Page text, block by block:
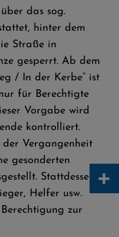
das sog.
hinter dem
Straße in
gesperrt. Ab dem
/ In der Kerbe“ ist
für Berechtigte
Vorgabe wird
kontrolliert.
Vergangenheit
gesonderten
Stattdessen
Helfer usw.
zur
+